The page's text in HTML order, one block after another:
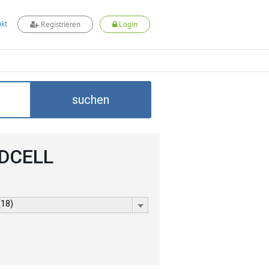
Registrieren Login
suchen